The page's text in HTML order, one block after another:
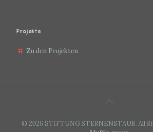
Projekte
Zu den Projekten
© 2026 STIFTUNG STERNENSTAUB. All